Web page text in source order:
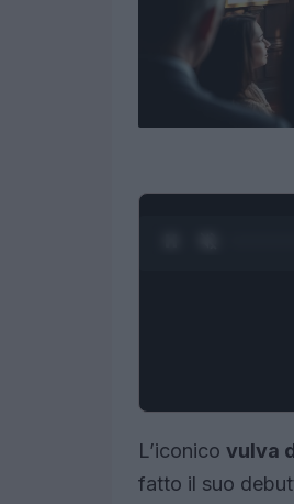
L’iconico vulva
fatto il suo